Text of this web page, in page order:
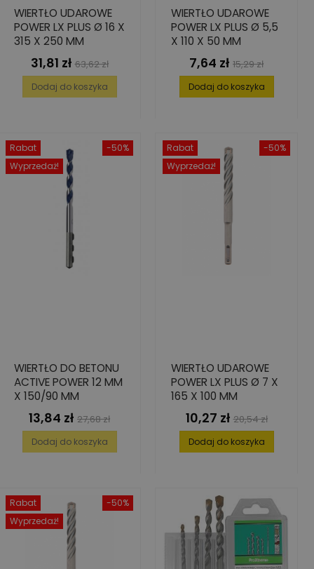
WIERTŁO UDAROWE
POWER LX PLUS Ø 16 X
315 X 250 MM
Cena
31,81 zł Cena
podstawowa
63,62 zł
Dodaj do koszyka
WIERTŁO UDAROWE
POWER LX PLUS Ø 5,5
X 110 X 50 MM
Cena
7,64 zł Cena
podstawowa
15,29 zł
Dodaj do koszyka
-50%
Rabat
Wyprzedaż!
WIERTŁO DO BETONU
ACTIVE POWER 12 MM
X 150/90 MM
Cena
13,84 zł Cena
podstawowa
27,68 zł
Dodaj do koszyka
-50%
Rabat
Wyprzedaż!
WIERTŁO UDAROWE
POWER LX PLUS Ø 7 X
165 X 100 MM
Cena
10,27 zł Cena
podstawowa
20,54 zł
Dodaj do koszyka
-50%
Rabat
Wyprzedaż!